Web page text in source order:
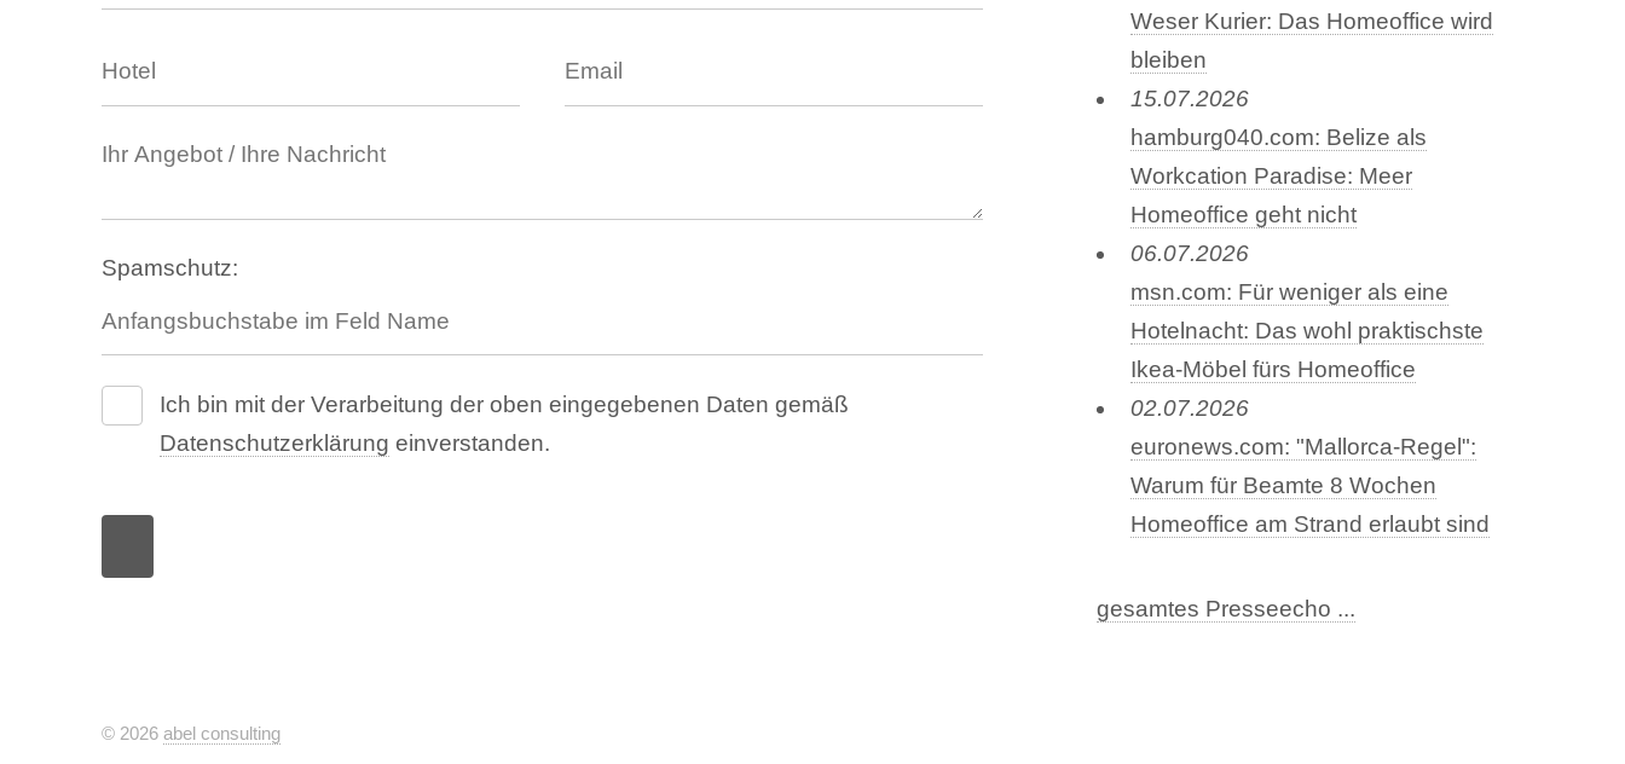
Spamschutz:
Ich bin mit der Verarbeitung der oben eingegebenen Daten gemäß
Datenschutzerklärung einverstanden.
Weser Kurier: Das Homeoffice wird
bleiben
15.07.2026
hamburg040.com: Belize als
Workcation Paradise: Meer
Homeoffice geht nicht
06.07.2026
msn.com: Für weniger als eine
Hotelnacht: Das wohl praktischste
Ikea-Möbel fürs Homeoffice
02.07.2026
euronews.com: "Mallorca-Regel":
Warum für Beamte 8 Wochen
Homeoffice am Strand erlaubt sind
gesamtes Presseecho ...
© 2026 abel consulting